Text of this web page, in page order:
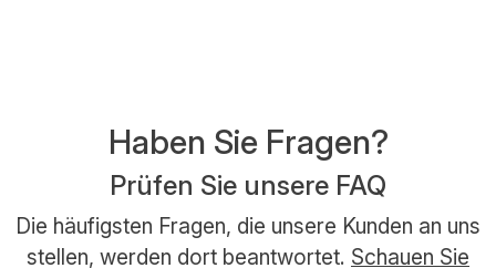
Haben Sie Fragen?
Prüfen Sie unsere FAQ
Die häufigsten Fragen, die unsere Kunden an uns
stellen, werden dort beantwortet. Schauen Sie